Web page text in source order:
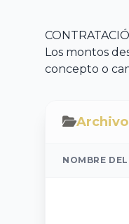
Los montos
concepto o
NOMBRE